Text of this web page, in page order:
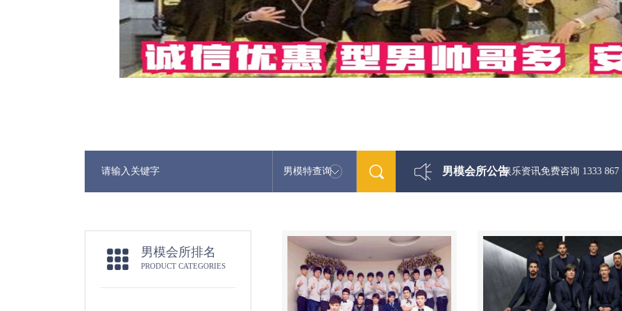
男模特查询 男模会所公告
最新男模娱乐资讯免费咨询 1333 867 6881微信
男模会所排名
PRODUCT CATEGORIES